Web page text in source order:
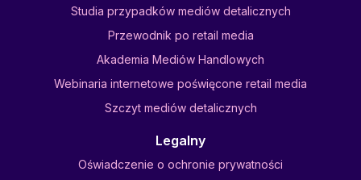
Studia przypadków mediów detalicznych
Przewodnik po retail media
Akademia Mediów Handlowych
Webinaria internetowe poświęcone retail media
Szczyt mediów detalicznych
Legalny
Oświadczenie o ochronie prywatności